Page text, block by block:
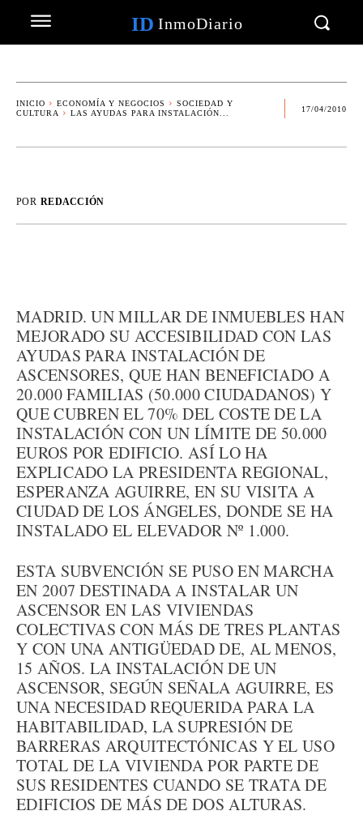
ID InmoDiario
INICIO ECONOMÍA Y NEGOCIOS
SOCIEDAD Y
CULTURA
LAS AYUDAS PARA INSTALACIÓN...
17/04/2010
POR REDACCIÓN
MADRID. UN MILLAR DE INMUEBLES HAN
MEJORADO SU ACCESIBILIDAD CON LAS
AYUDAS PARA INSTALACIÓN DE
ASCENSORES, QUE HAN BENEFICIADO A
20.000 FAMILIAS (50.000 CIUDADANOS) Y
QUE CUBREN EL 70% DEL COSTE DE LA
INSTALACIÓN CON UN LÍMITE DE 50.000
EUROS POR EDIFICIO. ASÍ LO HA
EXPLICADO LA PRESIDENTA REGIONAL,
ESPERANZA AGUIRRE, EN SU VISITA A
CIUDAD DE LOS ÁNGELES, DONDE SE HA
INSTALADO EL ELEVADOR Nº 1.000.
ESTA SUBVENCIÓN SE PUSO EN MARCHA
EN 2007 DESTINADA A INSTALAR UN
ASCENSOR EN LAS VIVIENDAS
COLECTIVAS CON MÁS DE TRES PLANTAS
Y CON UNA ANTIGÜEDAD DE, AL MENOS,
15 AÑOS. LA INSTALACIÓN DE UN
ASCENSOR, SEGÚN SEÑALA AGUIRRE, ES
UNA NECESIDAD REQUERIDA PARA LA
HABITABILIDAD, LA SUPRESIÓN DE
BARRERAS ARQUITECTÓNICAS Y EL USO
TOTAL DE LA VIVIENDA POR PARTE DE
SUS RESIDENTES CUANDO SE TRATA DE
EDIFICIOS DE MÁS DE DOS ALTURAS.